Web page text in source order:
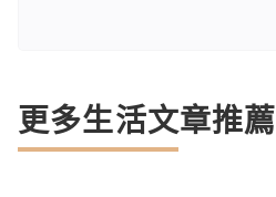
更多生活文章推薦